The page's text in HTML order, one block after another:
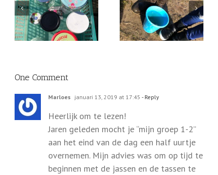
Begin op tijd met
KLEINKINDEREN!
Zo ‘vier’ ik haar tweede
sterfdag!
One Comment
Marloes januari 13, 2019 at 17:45 - Reply
Heerlijk om te lezen!
Jaren geleden mocht je “mijn groep 1-2”
aan het eind van de dag een half uurtje
overnemen. Mijn advies was om op tijd te
beginnen met de jassen en de tassen te